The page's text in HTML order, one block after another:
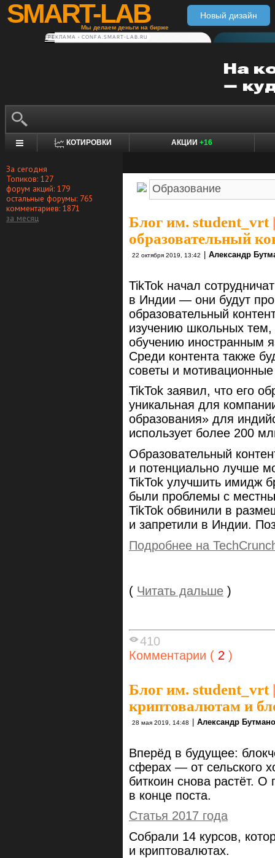
SMART-LAB
Мы делаем деньги на бирже
Новый дизайн
РЕКЛАМА • CONFA.SMART-LAB.RU
КОТИРОВКИ АКЦИИ +16
За сегодня
Топиков: 127
форум акций: 179
остальные форумы: 765
комментариев: 1871
за месяц
Блог им. student_vrt|
образовательный
22 октября 2019, 13:42 Александр
TikTok начал
в Индии — они будут
образовательный
изучению школьных
обучению иностранным
Среди контента также
советы и
TikTok заявил, что его
уникальная для
образования» для
использует более 200
Образовательный
и потенциально лучше
TikTok улучшить имидж
были проблемы с
TikTok обвинили в
и запретили в Индии.
Подробнее на
( Читать дальше )
410
Комментарии ( 2 )
Блог им. student_vrt|
криптовалютам и
28 мая 2019, 14:48 Александр
Вперёд в будущее:
сферах — от сельского
биткоин снова растёт.
в конце поста.
Статья 2017 года
Собрали 14 курсов,
и криптовалютах.